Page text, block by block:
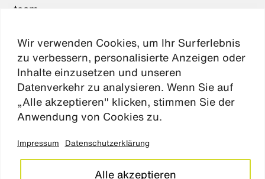
Wir verwenden Cookies, um Ihr Surferlebnis
zu verbessern, personalisierte Anzeigen oder
Inhalte einzusetzen und unseren
Datenverkehr zu analysieren. Wenn Sie auf
„Alle akzeptieren" klicken, stimmen Sie der
Anwendung von Cookies zu.
Impressum Datenschutzerklärung
Alle akzeptieren
team
aktuelles
kontakt
impressum
datenschutz